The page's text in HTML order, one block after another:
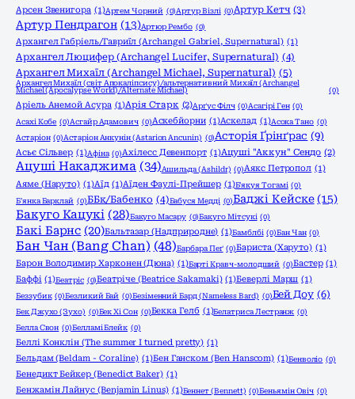
Арсен Звенигора (1)Артем Чорний (0)Артур Візлі (0)Артур Кетч (3)
Артур Пендрагон (13)Артюр Рембо (0)
Архангел Габріель/Гавриїл (Archangel Gabriel, Supernatural) (1)
Архангел Люцифер (Archangel Lucifer, Supernatural) (4)
Архангел Михаїл (Archangel Michael, Supernatural) (5)
Архангел Михаїл (світ Апокаліпсису)/альтернативний Михаїл (Archangel
Michael (Apocalypse World)/Alternate Michael)
(0)
Аріель Анемой Асура (1)Арія Старк (2)Арґус Філч (0)Асагірі Ген (0)
Асахі Кобе (0)Асгайр Адамович (0)Аскебйорни (1)Аскелад (1)Асока Тано (0)
Астаріон (0)Астаріон Анкунін (Astarion Ancunin) (0)Асторія Ґрінґрас (9)
Асьє Сільвер (1)Афіна (0)Ахілесс Девенпорт (1)Ацуші "Аккун" Сендо (2)
Ацуші Накаджима (34)Ашильда (Ashildr) (0)Аякс Петропол (1)
Аяме (Наруто) (1)Аїд (1)Аїден Фаулі-Прейшер (1)Б'якуя Тогамі (0)
Б'янка Барклай (0)ББк/Бабенко (4)Бабуся Медді (0)Баджі Кейске (15)
Бакуго Кацукі (28)Бакуго Масару (0)Бакуго Мітсукі (0)
Бакі Барнс (20)Бальтазар (Надприродне) (1)Бамблбі (0)Бан Чан (0)
Бан Чан (Bang Chan) (48)Барбара Пеґ (0)Бариста (Харуто) (1)
Барон Володимир Харконен (Дюна) (1)Барті Кравч-молодший (0)Бастер (1)
Баффі (1)Беатріс (0)Беатріче (Beatrice Sakamaki) (1)Беверлі Марш (1)
Беззубик (0)Безликий Бай (0)Безіменний Бард (Nameless Bard) (0)Бей Доу (6)
Бек Джухо (Зухо) (0)Бек Хі Сон (0)Бекка Гелб (1)Белатриса Лестранж (0)
Белла Свон (0)Белламі Блейк (0)
Беллі Конклін (The summer I turned pretty) (1)
Бельдам (Beldam - Coraline) (1)Бен Ганском (Ben Hanscom) (1)Бенволіо (0)
Бенедикт Бейкер (Benedict Baker) (1)
Бенжамін Лайнус (Benjamin Linus) (1)Беннет (Bennett) (0)Беньямін Овіч (0)